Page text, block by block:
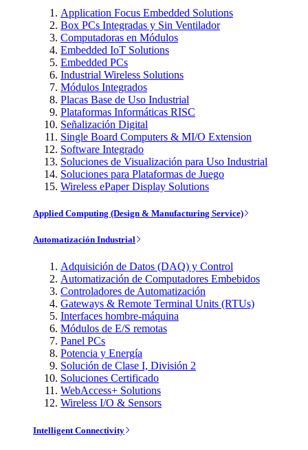
Application Focus Embedded Solutions
Box PCs Integradas y Sin Ventilador
Computadoras en Módulos
Embedded IoT Solutions
Embedded PCs
Industrial Wireless Solutions
Módulos Integrados
Placas Base de Uso Industrial
Plataformas Informáticas RISC
Señalización Digital
Single Board Computers & MI/O Extension
Software Integrado
Soluciones de Visualización para Uso Industrial
Soluciones para Plataformas de Juego
Wireless ePaper Display Solutions
Applied Computing (Design & Manufacturing Service)
Automatización Industrial
Adquisición de Datos (DAQ) y Control
Automatización de Computadores Embebidos
Controladores de Automatización
Gateways & Remote Terminal Units (RTUs)
Interfaces hombre-máquina
Módulos de E/S remotas
Panel PCs
Potencia y Energía
Solución de Clase I, División 2
Soluciones Certificado
WebAccess+ Solutions
Wireless I/O & Sensors
Intelligent Connectivity